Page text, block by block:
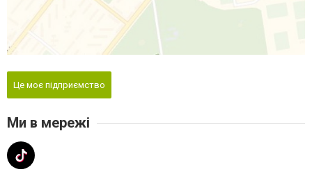
Це моє підприємство
Ми в мережі